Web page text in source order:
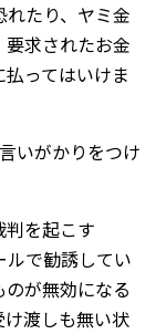
たり、ヤミ金
求されたお金
ってはいけま
いがかりをつけ
を起こす
で勧誘してい
が無効になる
渡しも無い状